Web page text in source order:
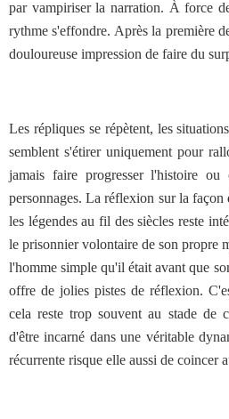
par vampiriser la narration. À force
rythme s'effondre. Après la première
douloureuse impression de faire du
Les répliques se répètent, les
semblent s'étirer uniquement pour
jamais faire progresser l'histoire
personnages. La réflexion sur la façon
les légendes au fil des siècles reste
le prisonnier volontaire de son propre
l'homme simple qu'il était avant que
offre de jolies pistes de réflexion.
cela reste trop souvent au stade de
d'être incarné dans une véritable
récurrente risque elle aussi de coincer